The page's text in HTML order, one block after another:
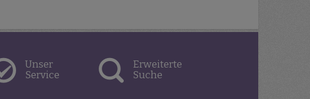
Unser
Service
Erweiterte
Suche